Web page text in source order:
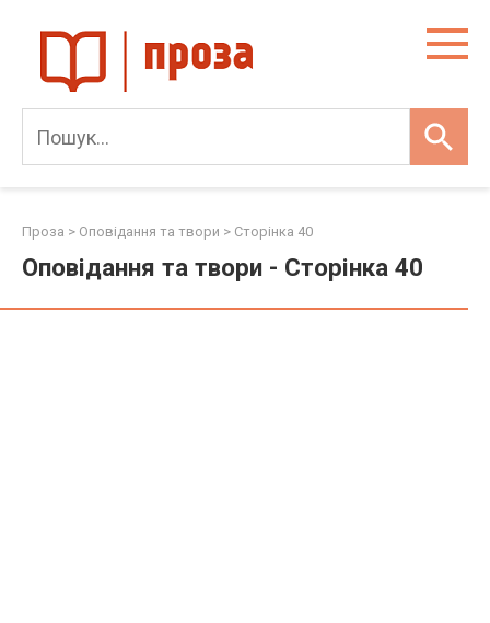
content
Проза > Оповідання та твори > Сторінка 40
Оповідання та твори - Сторінка 40